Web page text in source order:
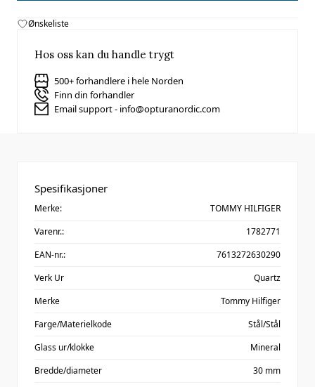
Ønskeliste
Hos oss kan du handle trygt
500+ forhandlere i hele Norden
Finn din forhandler
Email support - info@opturanordic.com
Spesifikasjoner
Merke:
TOMMY HILFIGER
Varenr.:
1782771
EAN-nr.:
7613272630290
Verk Ur
Quartz
Merke
Tommy Hilfiger
Farge/Materielkode
Stål/Stål
Glass ur/klokke
Mineral
Bredde/diameter
30 mm